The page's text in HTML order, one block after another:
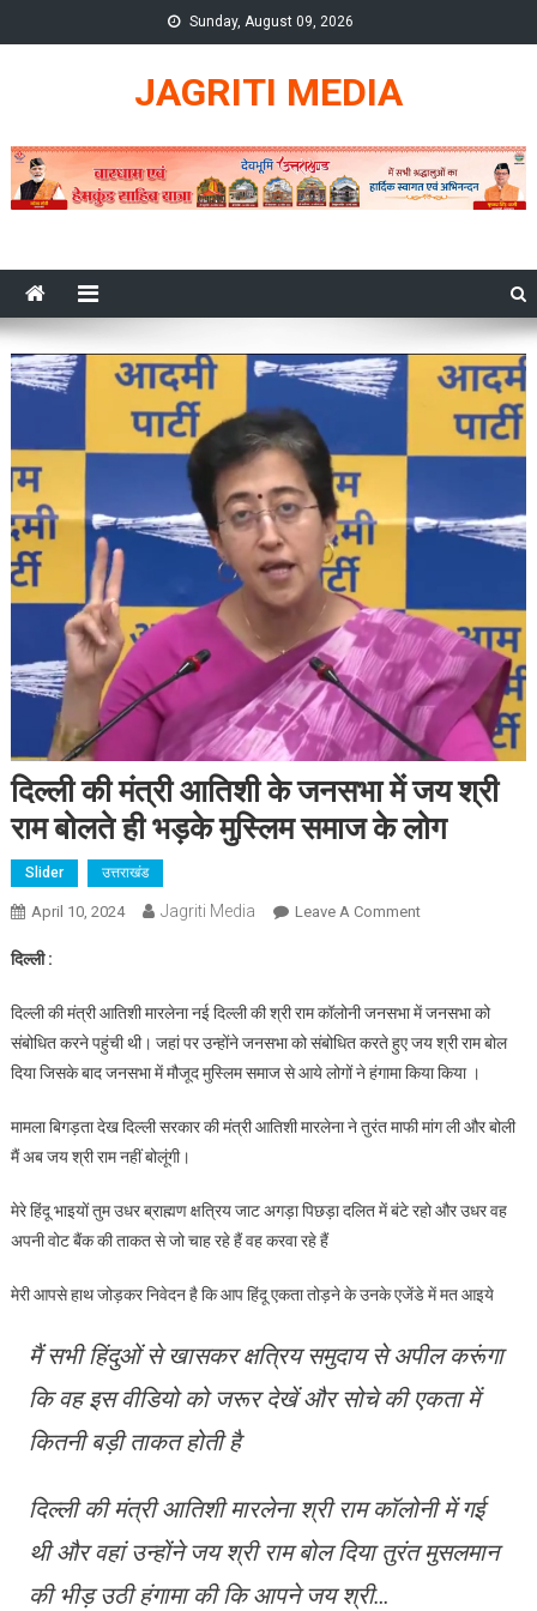
to
Sunday, August 09, 2026
JAGRITI MEDIA
दिल्ली की मंत्री आतिशी के जनसभा में जय श्री
राम बोलते ही भड़के मुस्लिम समाज के लोग
Slider उत्तराखंड
April 10, 2024 Jagriti Media Leave A CommentOn
आतिशी
के
जनसभा
जय
बोलते
मुस्लिम
के
दिल्ली :
दिल्ली की मंत्री आतिशी मारलेना नई दिल्ली की श्री राम कॉलोनी जनसभा में जनसभा को
संबोधित करने पहुंची थी। जहां पर उन्होंने जनसभा को संबोधित करते हुए जय श्री राम बोल
दिया जिसके बाद जनसभा में मौजूद मुस्लिम समाज से आये लोगों ने हंगामा किया किया ।
मामला बिगड़ता देख दिल्ली सरकार की मंत्री आतिशी मारलेना ने तुरंत माफी मांग ली और बोली
मैं अब जय श्री राम नहीं बोलूंगी।
मेरे हिंदू भाइयों तुम उधर ब्राह्मण क्षत्रिय जाट अगड़ा पिछड़ा दलित में बंटे रहो और उधर वह
अपनी वोट बैंक की ताकत से जो चाह रहे हैं वह करवा रहे हैं
मेरी आपसे हाथ जोड़कर निवेदन है कि आप हिंदू एकता तोड़ने के उनके एजेंडे में मत आइये
मैं सभी हिंदुओं से खासकर क्षत्रिय समुदाय से अपील करूंगा
कि वह इस वीडियो को जरूर देखें और सोचे की एकता में
कितनी बड़ी ताकत होती है
दिल्ली की मंत्री आतिशी मारलेना श्री राम कॉलोनी में गई
थी और वहां उन्होंने जय श्री राम बोल दिया तुरंत मुसलमान
की भीड़ उठी हंगामा की कि आपने जय श्री…